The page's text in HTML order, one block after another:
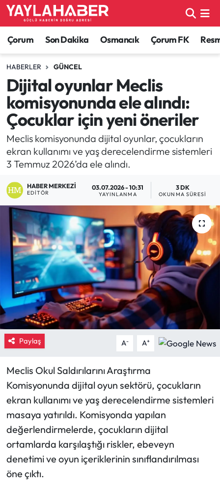
Çorum Son Dakika Osmancık Çorum FK
HABERLER GÜNCEL
Dijital oyunlar Meclis
komisyonunda ele alındı:
Çocuklar için yeni öneriler
Meclis komisyonunda dijital oyunlar, çocukların
ekran kullanımı ve yaş derecelendirme sistemleri
3 Temmuz 2026’da ele alındı.
HABER MERKEZI
EDITÖR
03.07.2026 - 10:31
YAYINLANMA
3 DK
OKUNMA SÜRESI
Paylaş A- A+
Meclis Okul Saldırılarını Araştırma
Komisyonunda dijital oyun sektörü, çocukların
ekran kullanımı ve yaş derecelendirme sistemleri
masaya yatırıldı. Komisyonda yapılan
değerlendirmelerde, çocukların dijital
ortamlarda karşılaştığı riskler, ebeveyn
denetimi ve oyun içeriklerinin sınıflandırılması
öne çıktı.
Alaca Haberleri
Bayat Haberleri
Bilgi - Keşfet Haberleri
Bilim ve Teknoloji
Boğazkale Haberleri
Çorum Haberleri
Çorum Son Dakika Haberleri
Dodurga Haberleri
Eğitim
Ekonomi
Güncel
İskilip Haberleri
Kargı Haberleri
Kültür Sanat
Laçin Haberleri
Magazin
Mecitözü Haberleri
Çorum Nöbetçi Eczaneler
Çorum Hava Durumu
Çorum Namaz Vakitleri
Çorum Trafik Yoğunluk Haritası
TFF 1.Lig Puan Durumu ve Fikstür
Tüm Manşetler
Son Dakika Haberleri
Haber Arşivi